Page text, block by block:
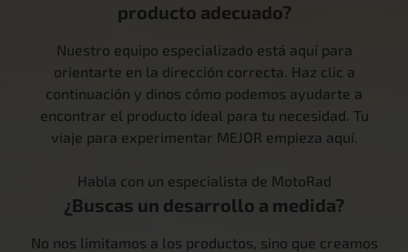
producto adecuado?
Nuestro equipo especializado está aquí para
orientarte en la dirección correcta. Haz clic a
continuación y dinos cómo podemos ayudarte a
encontrar el producto ideal para tu necesidad. Tu
viaje para experimentar MEJOR empieza aquí.
Habla con un especialista de MotoRad
¿Buscas un desarrollo a medida?
No nos limitamos a los productos, sino que creamos